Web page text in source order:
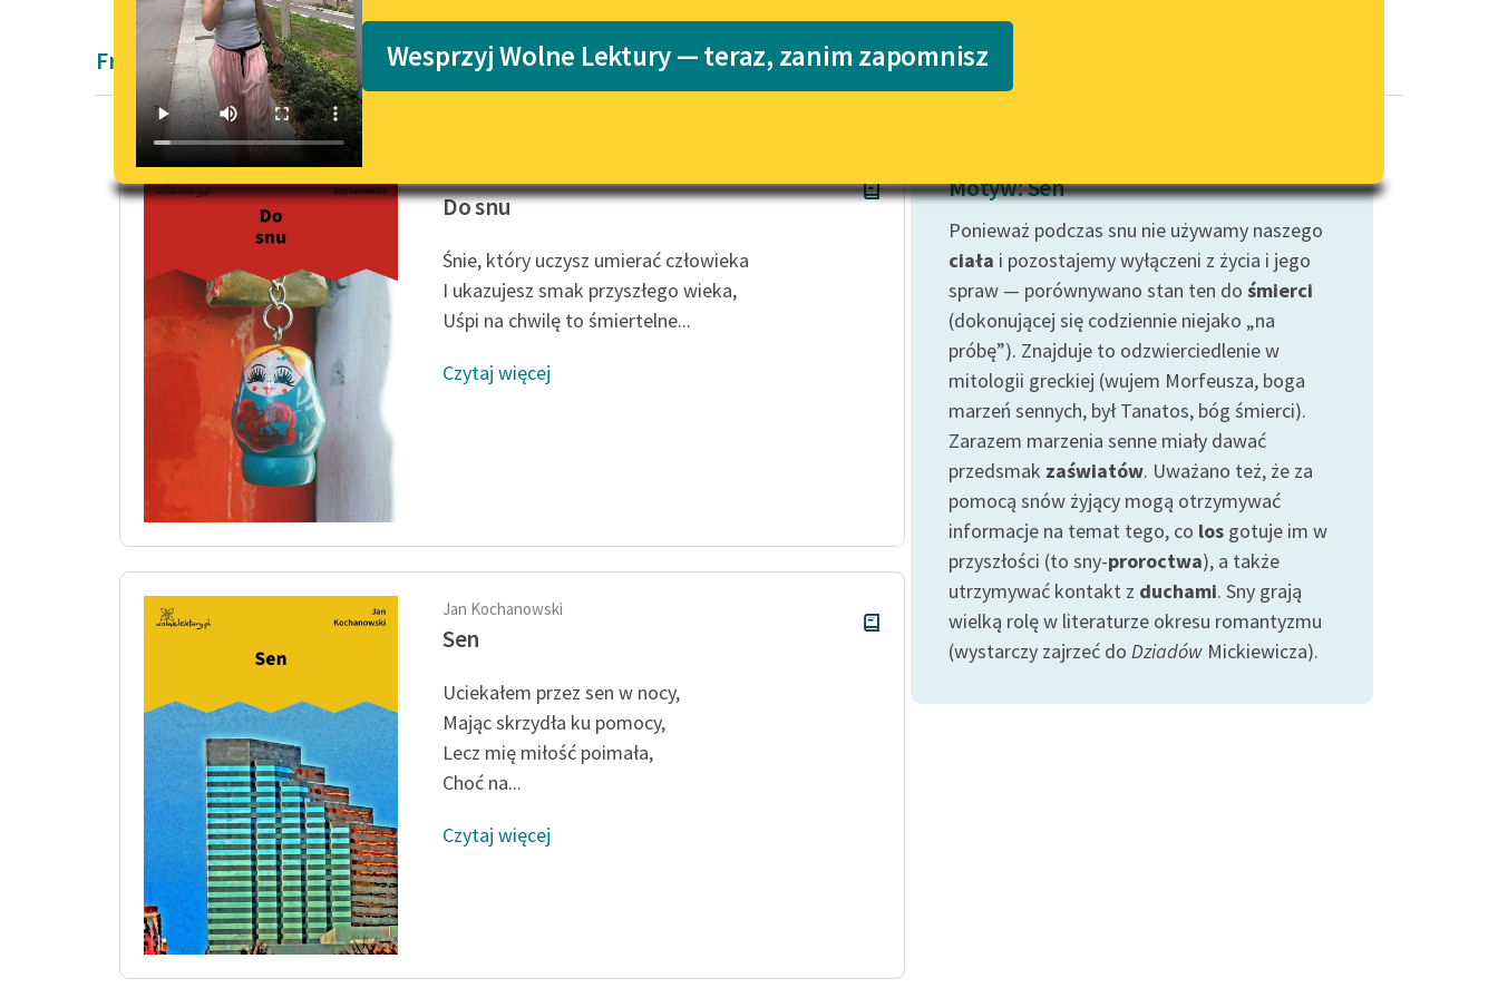
Lektury szkolne i klasyka
literatury do słuchania dla
E-kolekcja lektur szkolnych i
literatury do słuchania dla
niepełnosprawnościami
Feministyczne inspiracje.
Popularyzacja skandynawskiej
literatury feministycznej
Katalog
Katalog w formacie PDF
wrażliwych
Deklaracja dostępności
Wesprzyj Wolne Lektury — teraz, zanim zapomnisz
Fraszka
Do snu
Śnie, który uczysz umierać człowieka
I ukazujesz smak przyszłego wieka,
Uśpi na chwilę to śmiertelne...
Czytaj więcej
Jan Kochanowski
Sen
Uciekałem przez sen w nocy,
Mając skrzydła ku pomocy,
Lecz mię miłość poimała,
Choć na...
Czytaj więcej
Motyw: Sen
Ponieważ podczas snu nie używamy naszego
ciała i pozostajemy wyłączeni z życia i jego
spraw — porównywano stan ten do śmierci
(dokonującej się codziennie niejako „na
próbę”). Znajduje to odzwierciedlenie w
mitologii greckiej (wujem Morfeusza, boga
marzeń sennych, był Tanatos, bóg śmierci).
Zarazem marzenia senne miały dawać
przedsmak zaświatów. Uważano też, że za
pomocą snów żyjący mogą otrzymywać
informacje na temat tego, co los gotuje im w
przyszłości (to sny-proroctwa), a także
utrzymywać kontakt z duchami. Sny grają
wielką rolę w literaturze okresu romantyzmu
(wystarczy zajrzeć do Dziadów Mickiewicza).